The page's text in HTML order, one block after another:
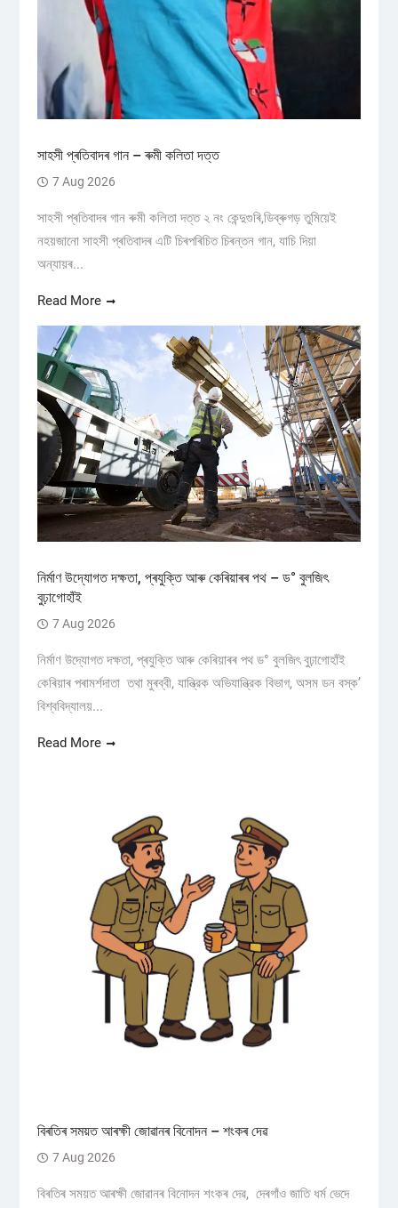
সাহসী প্ৰতিবাদৰ গান – ৰুমী কলিতা দত্ত
7 Aug 2026
সাহসী প্ৰতিবাদৰ গান ৰুমী কলিতা দত্ত ২ নং কেন্দুগুৰি,ডিব্ৰুগড় তুমিয়েই
নহয়জানো সাহসী প্ৰতিবাদৰ এটি চিৰপৰিচিত চিৰন্তন গান, যাচি দিয়া
অন্যায়ৰ...
Read More
নিৰ্মাণ উদ্যোগত দক্ষতা, প্ৰযুক্তি আৰু কেৰিয়াৰৰ পথ – ড° বুলজিৎ
বুঢ়াগোহাঁই
7 Aug 2026
নিৰ্মাণ উদ্যোগত দক্ষতা, প্ৰযুক্তি আৰু কেৰিয়াৰৰ পথ ড° বুলজিৎ বুঢ়াগোহাঁই
কেৰিয়াৰ পৰামৰ্শদাতা তথা মুৰব্বী, যান্ত্রিক অভিযান্ত্রিক বিভাগ, অসম ডন বস্ক’
বিশ্ববিদ্যালয়...
Read More
বিৰতিৰ সময়ত আৰক্ষী জোৱানৰ বিনোদন – শংকৰ দেৱ
7 Aug 2026
বিৰতিৰ সময়ত আৰক্ষী জোৱানৰ বিনোদন শংকৰ দেৱ, দেৰগাঁও জাতি ধৰ্ম ভেদে